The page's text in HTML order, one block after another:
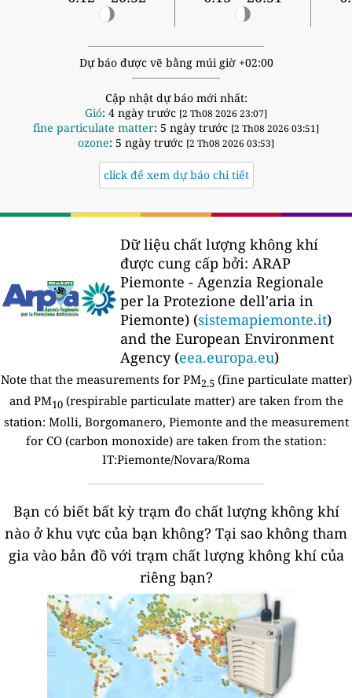
Dự báo được vẽ bằng múi giờ +02:00
Cập nhật dự báo mới nhất:
Gió: 4 ngày trước [2 Th08 2026 23:07]
fine particulate matter: 5 ngày trước [2 Th08 2026 03:51]
ozone: 5 ngày trước [2 Th08 2026 03:53]
click để xem dự báo chi tiết
Dữ liệu chất lượng không khí
được cung cấp bởi: ARAP
Piemonte - Agenzia Regionale
per la Protezione dell'aria in
Piemonte) (sistemapiemonte.it)
and the European Environment
Agency (eea.europa.eu)
Note that the measurements for PM2.5 (fine particulate matter)
and PM10(respirable particulate matter) are taken from the
station: Molli, Borgomanero, Piemonte and the measurement
for CO (carbon monoxide) are taken from the station:
IT:Piemonte/Novara/Roma
Bạn có biết bất kỳ trạm đo chất lượng không khí
nào ở khu vực của bạn không? Tại sao không tham
gia vào bản đồ với trạm chất lượng không khí của
riêng bạn?